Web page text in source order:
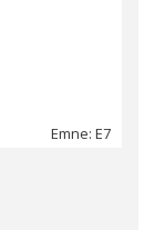
Emne: E7